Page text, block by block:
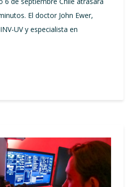
El doctor John Ewer,
UV y especialista en